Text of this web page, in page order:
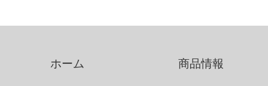
ホーム 商品情報